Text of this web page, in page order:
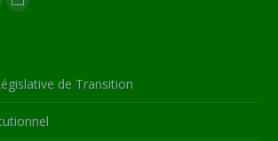
Site
opens
in
new
de Transition